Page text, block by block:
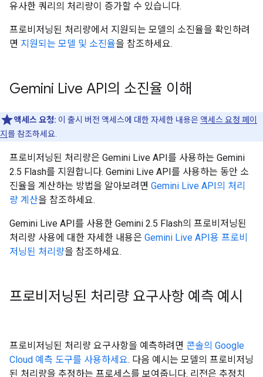
유사한 쿼리의 처리량이 증가할 수 있습니다.
프로비저닝된 처리량에서 지원되는 모델의 소진율을 확인하려
면 지원되는 모델 및 소진율을 참조하세요.
Gemini Live API의 소진율 이해
액세스 요청: 이 출시 버전 액세스에 대한 자세한 내용은 액세스 요청 페이
지 를 참조하세요.
프로비저닝된 처리량은 Gemini Live API를 사용하는 Gemini
2.5 Flash를 지원합니다. Gemini Live API를 사용하는 동안 소
진율을 계산하는 방법을 알아보려면 Gemini Live API의 처리
량 계산을 참조하세요.
Gemini Live API를 사용한 Gemini 2.5 Flash의 프로비저닝된
처리량 사용에 대한 자세한 내용은 Gemini Live API용 프로비
저닝된 처리량을 참조하세요.
프로비저닝된 처리량 요구사항 예측 예시
프로비저닝된 처리량 요구사항을 예측하려면 콘솔의 Google
Cloud 예측 도구를 사용하세요. 다음 예시는 모델의 프로비저닝
된 처리량을 추정하는 프로세스를 보여줍니다. 리전은 추정치